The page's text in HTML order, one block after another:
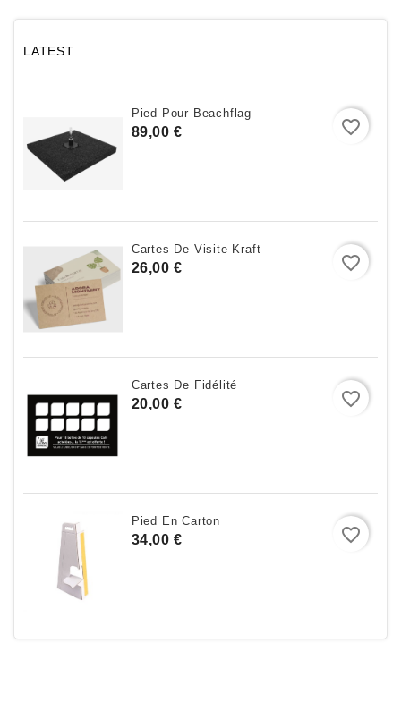
LATEST
Pied Pour Beachflag
89,00 €Prix favorite_border
Cartes De Visite Kraft
26,00 €Prix favorite_border
Cartes De Fidélité
20,00 €Prix favorite_border
Pied En Carton
34,00 €Prix favorite_border